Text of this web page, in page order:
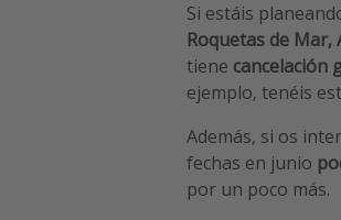
Si estáis
Roquetas de Mar,
tiene cancelación
ejemplo, tenéis
Además, si os
fechas en junio
por un poco más.